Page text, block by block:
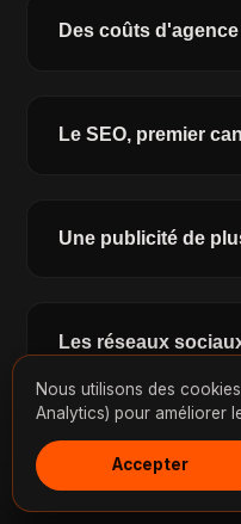
Des coûts
Le SEO, premier
Une publicité de
Les réseaux
La conformité
Nous utilisons des
Analytics) pour améliorer
Accepter